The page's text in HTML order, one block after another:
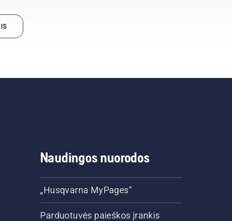
Naudingos nuorodos
„Husqvarna MyPages“
Parduotuvės paieškos įrankis